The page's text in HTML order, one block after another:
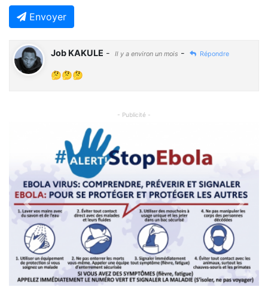
Envoyer
Job KAKULE - Il y a environ un mois - Répondre
🤔🤔🤔
- Publicité -
Previous Next